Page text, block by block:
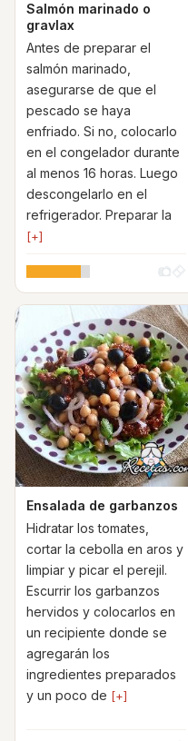
Salmón marinado o
gravlax
Antes de preparar el
salmón marinado,
asegurarse de que el
pescado se haya
enfriado. Si no, colocarlo
en el congelador durante
al menos 16 horas. Luego
descongelarlo en el
refrigerador. Preparar la
[+]
Ensalada de garbanzos
Hidratar los tomates,
cortar la cebolla en aros y
limpiar y picar el perejil.
Escurrir los garbanzos
hervidos y colocarlos en
un recipiente donde se
agregarán los
ingredientes preparados
y un poco de [+]